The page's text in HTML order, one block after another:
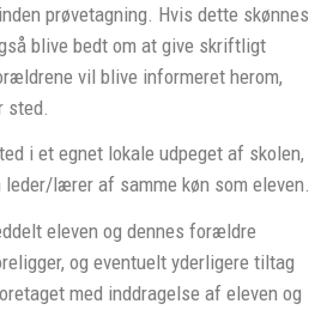
prøvetagning. Hvis dette skønnes
blive bedt om at give skriftligt
vil blive informeret herom,
i et egnet lokale udpeget af skolen,
lærer af samme køn som eleven.
eleven og dennes forældre
og eventuelt yderligere tiltag
med inddragelse af eleven og